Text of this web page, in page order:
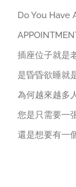
Do You Have
插座位子就是
是昏昏欲睡就
為何越來越多
您是只需要一
還是想要有一